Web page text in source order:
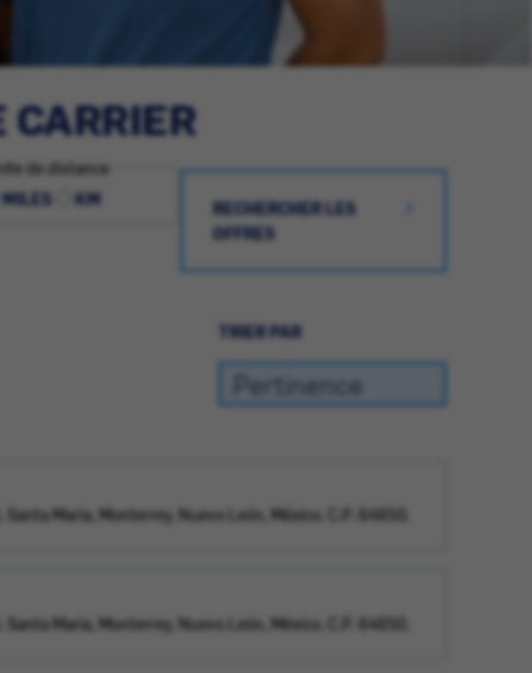
CARRIER
de distance
MILES
KM
RECHERCHER LES
OFFRES
TRIER PAR
Maria, Monterrey, Nuevo León, México. C.P. 64650.
Maria, Monterrey, Nuevo León, México. C.P. 64650.